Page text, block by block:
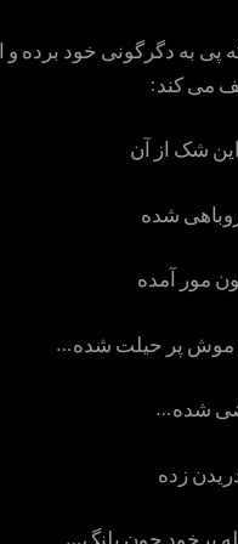
پی به دگرگونی خود برده
می کند:
شک از آن
شده
مور آمده
موش پر حیلت شده…
شده…
زده
برخود چون پلنگ…